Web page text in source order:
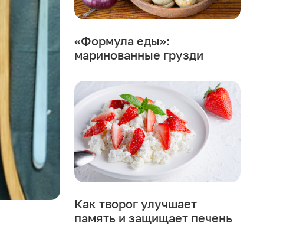
«Формула еды»:
маринованные грузди
Как творог улучшает
память и защищает печень